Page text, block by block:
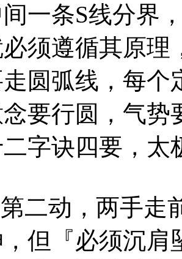
一条S线分界
须遵循其原
圆弧线，每个
要行圆，气
字诀四要，太
二动，两手
但『必须沉